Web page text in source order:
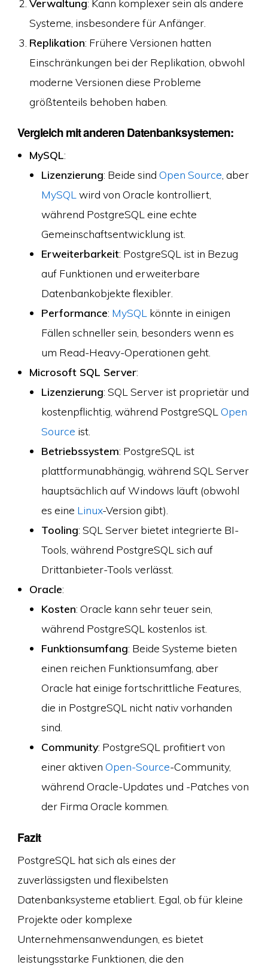
Verwaltung: Kann komplexer sein als andere
Systeme, insbesondere für Anfänger.
Replikation: Frühere Versionen hatten
Einschränkungen bei der Replikation, obwohl
moderne Versionen diese Probleme
größtenteils behoben haben.
Vergleich mit anderen Datenbanksystemen:
MySQL:
Lizenzierung: Beide sind Open Source , aber
MySQL wird von Oracle kontrolliert,
während PostgreSQL eine echte
Gemeinschaftsentwicklung ist.
Erweiterbarkeit: PostgreSQL ist in Bezug
auf Funktionen und erweiterbare
Datenbankobjekte flexibler.
Performance: MySQL könnte in einigen
Fällen schneller sein, besonders wenn es
um Read-Heavy-Operationen geht.
Microsoft SQL Server:
Lizenzierung: SQL Server ist proprietär und
kostenpflichtig, während PostgreSQL Open
Source ist.
Betriebssystem: PostgreSQL ist
plattformunabhängig, während SQL Server
hauptsächlich auf Windows läuft (obwohl
es eine Linux-Version gibt).
Tooling: SQL Server bietet integrierte BI-
Tools, während PostgreSQL sich auf
Drittanbieter-Tools verlässt.
Oracle:
Kosten: Oracle kann sehr teuer sein,
während PostgreSQL kostenlos ist.
Funktionsumfang: Beide Systeme bieten
einen reichen Funktionsumfang, aber
Oracle hat einige fortschrittliche Features,
die in PostgreSQL nicht nativ vorhanden
sind.
Community: PostgreSQL profitiert von
einer aktiven Open-Source-Community,
während Oracle-Updates und -Patches von
der Firma Oracle kommen.
Fazit
PostgreSQL hat sich als eines der
zuverlässigsten und flexibelsten
Datenbanksysteme etabliert. Egal, ob für kleine
Projekte oder komplexe
Unternehmensanwendungen, es bietet
leistungsstarke Funktionen, die den